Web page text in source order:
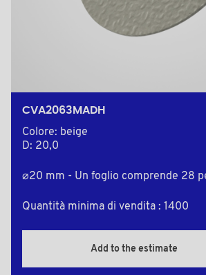
CVA2063MADH
Colore: beige
D: 20,0
⌀20 mm - Un foglio comprende 28
Quantità minima di vendita : 1400
Add to the estimate